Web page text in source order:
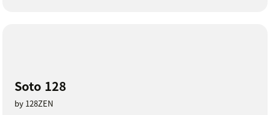
Soto 128
by 128ZEN